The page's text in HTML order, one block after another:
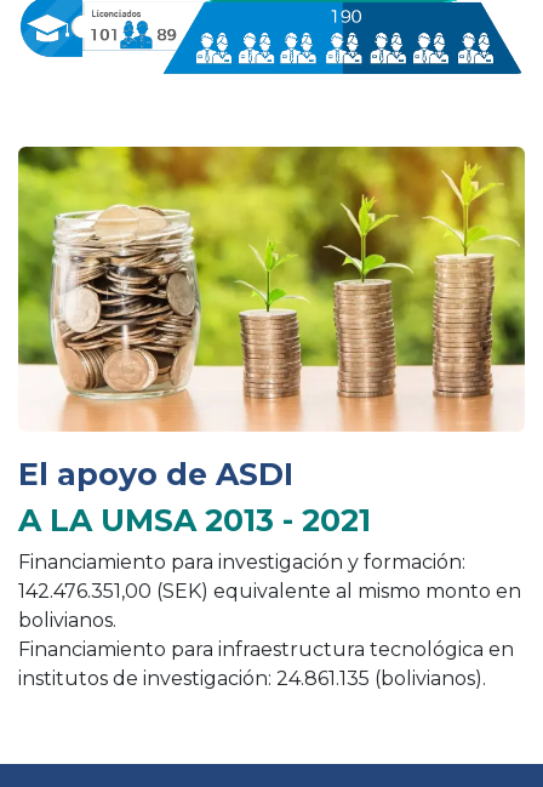
El apoyo de ASDI
A LA UMSA 2013 - 2021
Financiamiento para investigación y formación:
142.476.351,00 (SEK) equivalente al mismo monto en
bolivianos.
Financiamiento para infraestructura tecnológica en
institutos de investigación: 24.861.135 (bolivianos).